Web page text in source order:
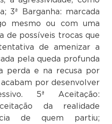
3ª Barganha: marcada
mesmo ou com uma
de possíveis trocas que
de amenizar a
pela queda profunda
perda e na recusa por
por desenvolver
5ª Aceitação:
da realidade
de quem partiu;